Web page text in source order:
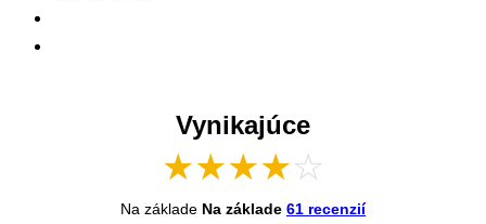
Vynikajúce
★★★★☆
Na základe Na základe 61 recenzií